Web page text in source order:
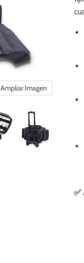
Ampliar Imagen
✅